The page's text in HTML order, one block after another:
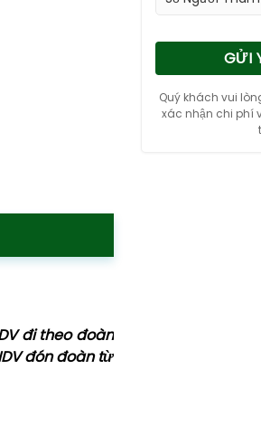
đi theo đoàn
đón đoàn từ
GỬI
Quý khách vui
xác nhận chi phí